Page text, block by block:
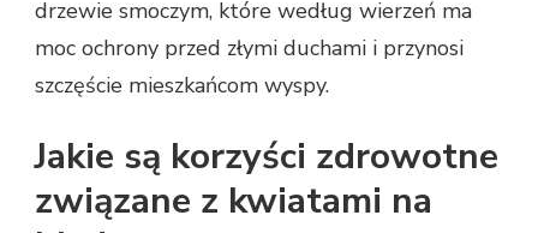
drzewie smoczym, które według wierzeń ma
moc ochrony przed złymi duchami i przynosi
szczęście mieszkańcom wyspy.
Jakie są korzyści zdrowotne
związane z kwiatami na